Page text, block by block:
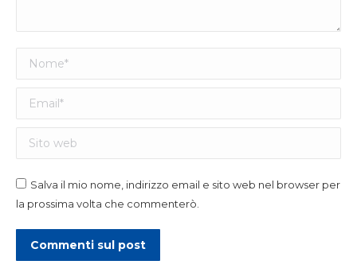
Nome *
Email *
Sito web
Salva il mio nome, indirizzo email e sito web nel browser per
la prossima volta che commenterò.
Commenti sul post